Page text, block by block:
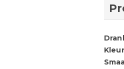
Kleur